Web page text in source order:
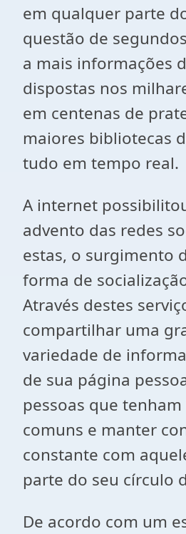
em qualquer parte
questão de
a mais informações
dispostas nos
em centenas de
maiores bibliotecas
tudo em tempo real.
A internet
advento das redes
estas, o surgimento
forma de
Através destes
compartilhar uma
variedade de
de sua página
pessoas que
comuns e manter
constante com
parte do seu círculo
De acordo com um